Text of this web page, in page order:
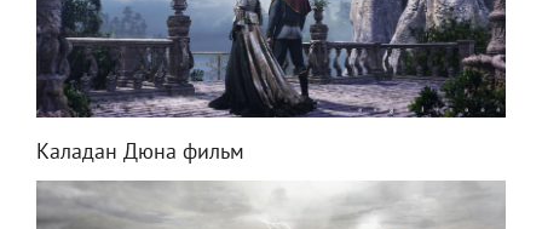
Каладан Дюна фильм